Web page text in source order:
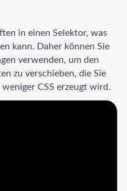
in einen Selektor, was
kann. Daher können Sie
verwenden, um den
zu verschieben, die Sie
CSS erzeugt wird.